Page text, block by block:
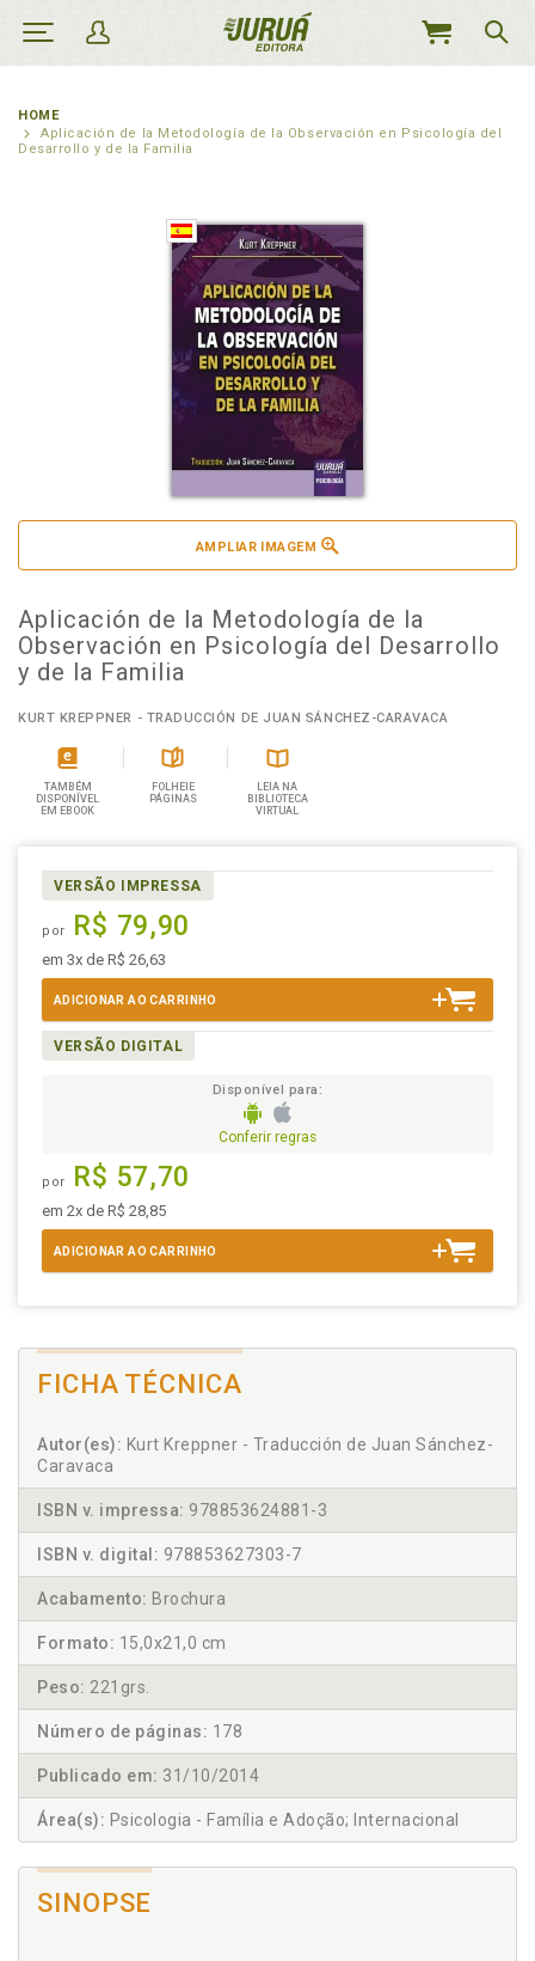
MEU
HOME
Aplicación de la Metodología de la Observación en Psicología del
Desarrollo y de la Familia
AMPLIAR IMAGEM
Aplicación de la Metodología de la
Observación en Psicología del Desarrollo
y de la Familia
KURT KREPPNER - TRADUCCIÓN DE JUAN SÁNCHEZ-CARAVACA
TAMBÉM
DISPONÍVEL
EM EBOOK
FOLHEIE
PÁGINAS
LEIA NA
BIBLIOTECA
VIRTUAL
VERSÃO IMPRESSA
por R$ 79,90
em 3x de R$ 26,63
ADICIONAR AO CARRINHO
VERSÃO DIGITAL
Disponível para:
Conferir regras
por R$ 57,70
em 2x de R$ 28,85
ADICIONAR AO CARRINHO
FICHA TÉCNICA
Autor(es): Kurt Kreppner - Traducción de Juan Sánchez-
Caravaca
ISBN v. impressa: 978853624881-3
ISBN v. digital: 978853627303-7
Acabamento: Brochura
Formato: 15,0x21,0 cm
Peso: 221grs.
Número de páginas: 178
Publicado em: 31/10/2014
Área(s): Psicologia - Família e Adoção; Internacional
SINOPSE